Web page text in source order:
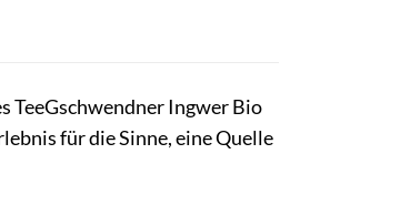
TeeGschwendner Ingwer Bio
für die Sinne, eine Quelle